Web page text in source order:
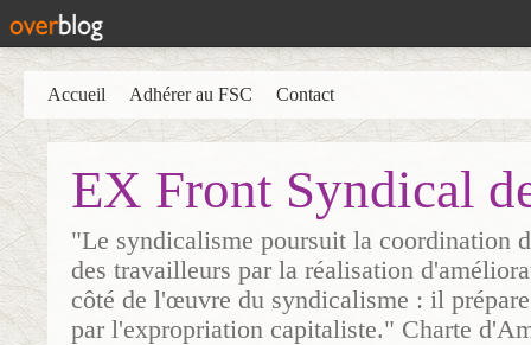
EX Front Syndical
"Le syndicalisme poursuit la coordination
des travailleurs par la réalisation
côté de l'œuvre du syndicalisme : il
par l'expropriation capitaliste." Charte
Accueil Adhérer au FSC Contact